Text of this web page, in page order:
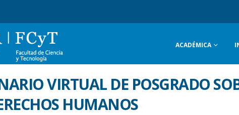
ACADÉMICA
VIRTUAL DE POSGRADO
HUMANOS